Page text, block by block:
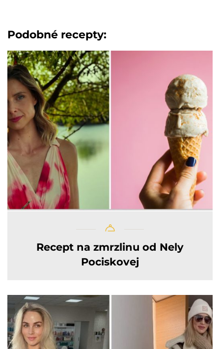
Podobné recepty:
Recept na zmrzlinu od Nely
Pociskovej